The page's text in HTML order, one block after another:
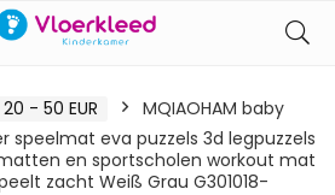
20 - 50 EUR
MQIAOHAM baby
speelmat eva puzzels 3d legpuzzels
en sportscholen workout mat
zacht Weiß Grau G301018-